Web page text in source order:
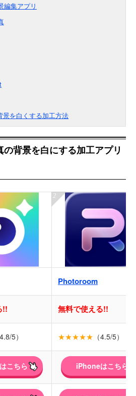
編集アプリ
を白くする加工方法
の背景を白にする加工アプリ
Photoroom
!! 無料で使える!!
4.8/5） ★★★★★ （4.5/5）
こちら iPhoneはこちら